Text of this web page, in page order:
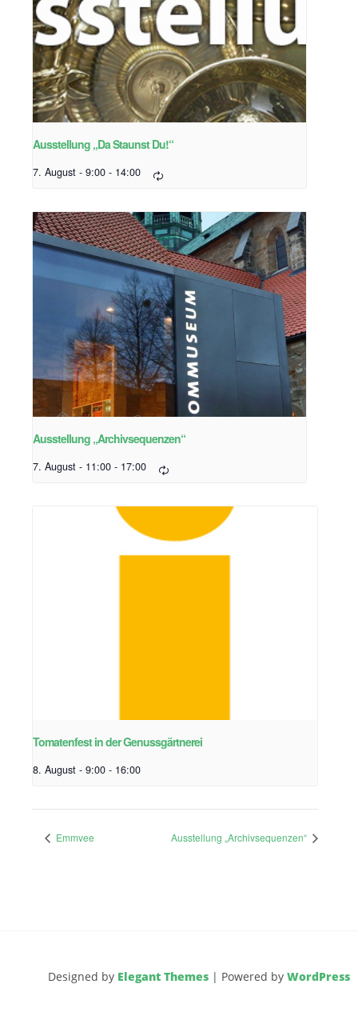
Ausstellung „Da Staunst Du!“
7. August - 9:00 - 14:00
Ausstellung „Archivsequenzen“
7. August - 11:00 - 17:00
Tomatenfest in der Genussgärtnerei
8. August - 9:00 - 16:00
Emmvee Ausstellung „Archivsequenzen“
Designed by Elegant Themes | Powered by WordPress